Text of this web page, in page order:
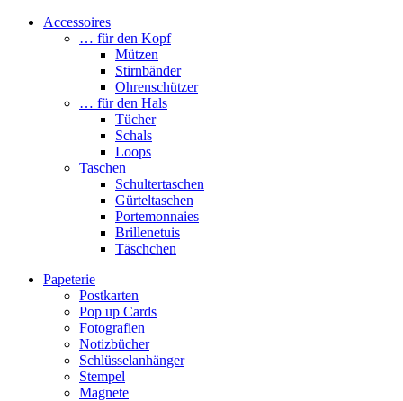
Accessoires
… für den Kopf
Mützen
Stirnbänder
Ohrenschützer
… für den Hals
Tücher
Schals
Loops
Taschen
Schultertaschen
Gürteltaschen
Portemonnaies
Brillenetuis
Täschchen
Papeterie
Postkarten
Pop up Cards
Fotografien
Notizbücher
Schlüsselanhänger
Stempel
Magnete